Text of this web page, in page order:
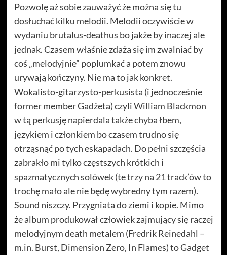
Pozwolę aż sobie zauważyć że można się tu
dosłuchać kilku melodii. Melodii oczywiście w
wydaniu brutalus-deathus bo jakże by inaczej ale
jednak. Czasem właśnie zdaża się im zwalniać by
coś „melodyjnie” poplumkać a potem znowu
urywają kończyny. Nie ma to jak konkret.
Wokalisto-gitarzysto-perkusista (i jednocześnie
former member Gadżeta) czyli William Blackmon
w tą perkusję napierdala także chyba łbem,
językiem i członkiem bo czasem trudno się
otrząsnąć po tych eskapadach. Do pełni szczęścia
zabrakło mi tylko częstszych krótkich i
spazmatycznych solówek (te trzy na 21 track’ów to
trochę mało ale nie będę wybredny tym razem).
Sound niszczy. Przygniata do ziemi i kopie. Mimo
że album produkował człowiek zajmujący się raczej
melodyjnym death metalem (Fredrik Reinedahl –
m.in. Burst, Dimension Zero, In Flames) to Gadget